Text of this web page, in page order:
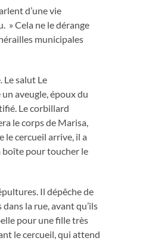
d’une vie
» Cela ne le dérange
municipales
salut Le
un aveugle, époux du
Le corbillard
le corps de Marisa,
le cercueil arrive, il a
boîte pour toucher le
Il dépêche de
la rue, avant qu’ils
pour une fille très
le cercueil, qui attend